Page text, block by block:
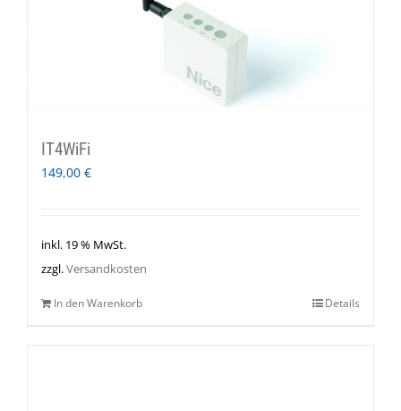
IT4WiFi
149,00 €
inkl. 19 % MwSt.
zzgl.Versandkosten
In den Warenkorb Details